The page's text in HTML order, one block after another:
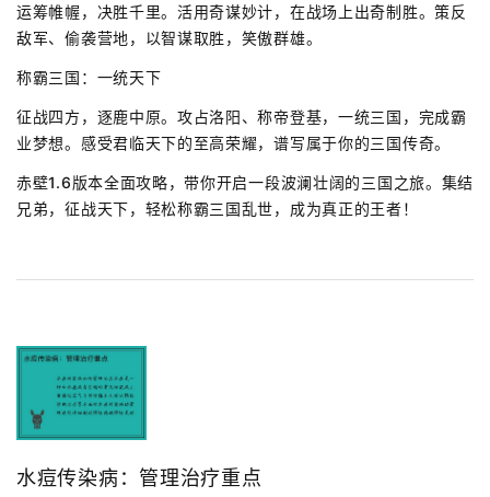
运筹帷幄，决胜千里。活用奇谋妙计，在战场上出奇制胜。策反
敌军、偷袭营地，以智谋取胜，笑傲群雄。
称霸三国：一统天下
征战四方，逐鹿中原。攻占洛阳、称帝登基，一统三国，完成霸
业梦想。感受君临天下的至高荣耀，谱写属于你的三国传奇。
赤壁1.6版本全面攻略，带你开启一段波澜壮阔的三国之旅。集结
兄弟，征战天下，轻松称霸三国乱世，成为真正的王者！
水痘传染病：管理治疗重点